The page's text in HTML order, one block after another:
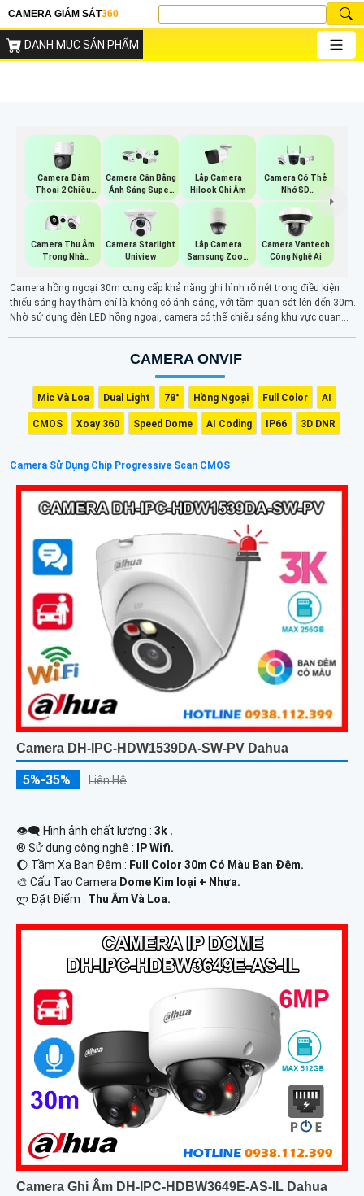
CAMERA GIÁM SÁT360
DANH MỤC SẢN PHẨM
Camera Đàm
Thoại 2 Chiều
Hikvision
Camera Cân Bằng
Ánh Sáng Super
Adapt
Lắp Camera
Hilook Ghi Âm
Camera Có Thẻ
Nhớ SD
HIKVISION
Camera Thu Âm
Trong Nhà
Kbvision
Camera Starlight
Uniview
Lắp Camera
Samsung Zoom
Siêu Nét
Camera Vantech
Công Nghệ Ai
Camera hồng ngoại 30m cung cấp khả năng ghi hình rõ nét trong điều kiện
thiếu sáng hay thậm chí là không có ánh sáng, với tầm quan sát lên đến 30m.
Nhờ sử dụng đèn LED hồng ngoại, camera có thể chiếu sáng khu vực quan
với các khu vực cần quan sát trong môi trường thiếu sáng.
CAMERA ONVIF
Mic Và Loa Dual Light 78° Hồng Ngoại Full Color AI
CMOS Xoay 360 Speed Dome AI Coding IP66 3D DNR
Camera Sử Dụng Chip Progressive Scan CMOS
Camera DH-IPC-HDW1539DA-SW-PV Dahua
5%-35% Liên Hệ
👁️‍🗨 Hình ảnh chất lượng : 3k .
®️ Sử dụng công nghệ : IP Wifi.
🌔 Tầm Xa Ban Đêm : Full Color 30m Có Màu Ban Ðêm.
🎨 Cấu Tạo Camera Dome Kim loại + Nhựa.
️ლ Đặt Điểm : Thu Âm Và Loa.
Camera Ghi Âm DH-IPC-HDBW3649E-AS-IL Dahua